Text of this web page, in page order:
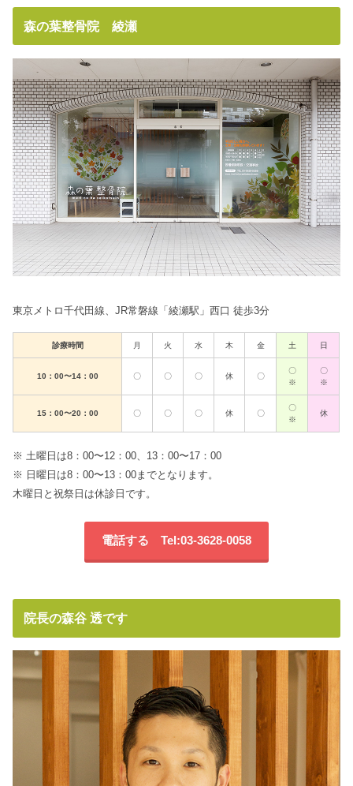
森の葉整骨院 綾瀬
東京メトロ千代田線、JR常磐線「綾瀬駅」西口 徒歩3分
診療時間 月 火 水 木 金 土 日
10：00〜14：00 〇 〇 〇 休 〇
〇
※
〇
※
15：00〜20：00 〇 〇 〇 休 〇
〇
※
休
※ 土曜日は8：00〜12：00、13：00〜17：00
※ 日曜日は8：00〜13：00までとなります。
木曜日と祝祭日は休診日です。
電話する Tel:03-3628-0058
院長の森谷 透です